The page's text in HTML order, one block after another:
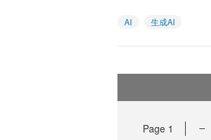
AI 生成AI
Page 1